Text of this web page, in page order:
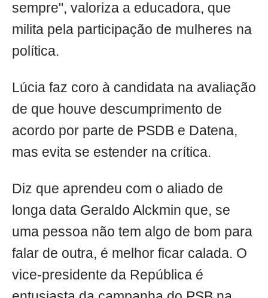
sempre", valoriza a educadora, que
milita pela participação de mulheres na
política.
Lúcia faz coro à candidata na avaliação
de que houve descumprimento de
acordo por parte de PSDB e Datena,
mas evita se estender na crítica.
Diz que aprendeu com o aliado de
longa data Geraldo Alckmin que, se
uma pessoa não tem algo de bom para
falar de outra, é melhor ficar calada. O
vice-presidente da República é